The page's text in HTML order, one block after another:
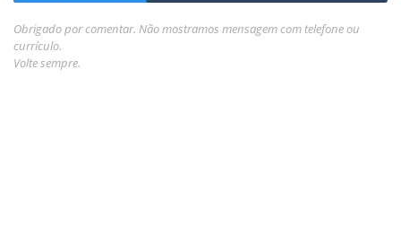
Obrigado por comentar. Não mostramos mensagem com telefone ou
currículo.
Volte sempre.